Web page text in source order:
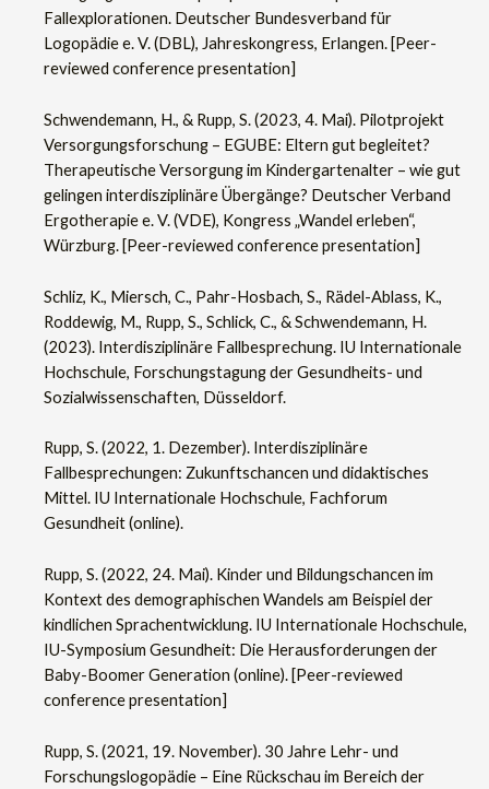
Fallexplorationen. Deutscher Bundesverband für
Logopädie e. V. (DBL), Jahreskongress, Erlangen. [Peer-
reviewed conference presentation]
Schwendemann, H., & Rupp, S. (2023, 4. Mai). Pilotprojekt
Versorgungsforschung – EGUBE: Eltern gut begleitet?
Therapeutische Versorgung im Kindergartenalter – wie gut
gelingen interdisziplinäre Übergänge? Deutscher Verband
Ergotherapie e. V. (VDE), Kongress „Wandel erleben“,
Würzburg. [Peer-reviewed conference presentation]
Schliz, K., Miersch, C., Pahr-Hosbach, S., Rädel-Ablass, K.,
Roddewig, M., Rupp, S., Schlick, C., & Schwendemann, H.
(2023). Interdisziplinäre Fallbesprechung. IU Internationale
Hochschule, Forschungstagung der Gesundheits- und
Sozialwissenschaften, Düsseldorf.
Rupp, S. (2022, 1. Dezember). Interdisziplinäre
Fallbesprechungen: Zukunftschancen und didaktisches
Mittel. IU Internationale Hochschule, Fachforum
Gesundheit (online).
Rupp, S. (2022, 24. Mai). Kinder und Bildungschancen im
Kontext des demographischen Wandels am Beispiel der
kindlichen Sprachentwicklung. IU Internationale Hochschule,
IU-Symposium Gesundheit: Die Herausforderungen der
Baby-Boomer Generation (online). [Peer-reviewed
conference presentation]
Rupp, S. (2021, 19. November). 30 Jahre Lehr- und
Forschungslogopädie – Eine Rückschau im Bereich der